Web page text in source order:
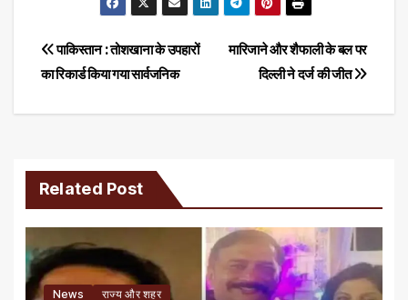
Post
navigation
मारिजाने और शैफाली के बल पर
दिल्‍ली ने दर्ज की जीत
पाकिस्तान : तोशखाना के उपहारों
का रिकार्ड किया गया सार्वजनिक
Related Post
News राज्य और शहर